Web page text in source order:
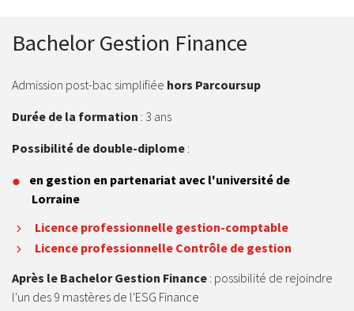
Bachelor Gestion Finance
Admission post-bac simplifiée hors Parcoursup
Durée de la formation : 3 ans
Possibilité de double-diplome :
en gestion en partenariat avec l'université de
Lorraine
Licence professionnelle gestion-comptable
Licence professionnelle Contrôle de gestion
Après le Bachelor Gestion Finance : possibilité de rejoindre
l'un des 9 mastères de l'ESG Finance